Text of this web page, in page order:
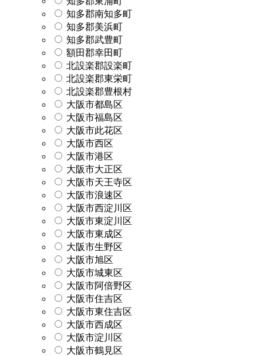
知多郡南知多町
知多郡美浜町
知多郡武豊町
額田郡幸田町
北設楽郡設楽町
北設楽郡東栄町
北設楽郡豊根村
大阪市都島区
大阪市福島区
大阪市此花区
大阪市西区
大阪市港区
大阪市大正区
大阪市天王寺区
大阪市浪速区
大阪市西淀川区
大阪市東淀川区
大阪市東成区
大阪市生野区
大阪市旭区
大阪市城東区
大阪市阿倍野区
大阪市住吉区
大阪市東住吉区
大阪市西成区
大阪市淀川区
大阪市鶴見区